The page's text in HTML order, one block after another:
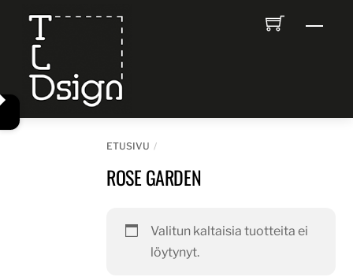
content
ETUSIVU
ROSE GARDEN
Valitun kaltaisia tuotteita ei
löytynyt.